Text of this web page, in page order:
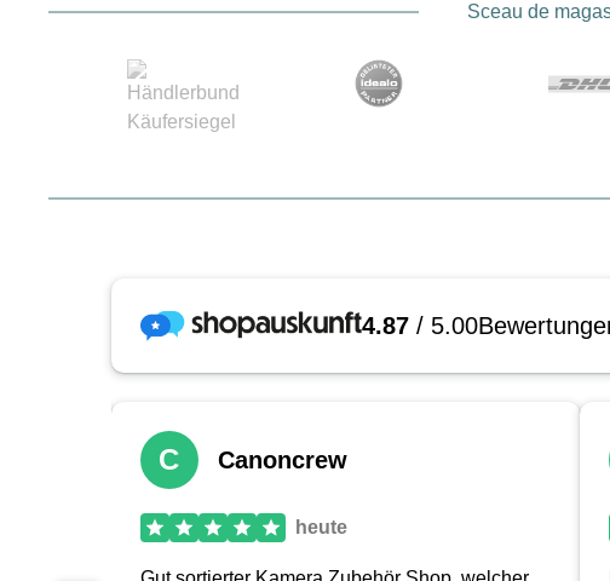
Sceau de